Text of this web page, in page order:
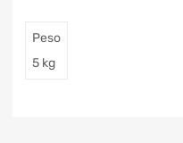
Peso
5 kg